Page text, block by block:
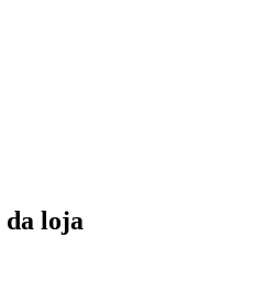
da loja